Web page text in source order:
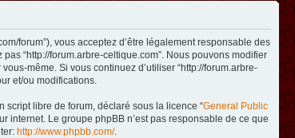
forum”), vous acceptez d’être légalement responsable des
“http://forum.arbre-celtique.com”. Nous pouvons modifier
même. Si vous continuez d’utiliser “http://forum.arbre-
et/ou modifications.
script libre de forum, déclaré sous la licence “General Public
internet. Le groupe phpBB n’est pas responsable de ce que
http://www.phpbb.com/.